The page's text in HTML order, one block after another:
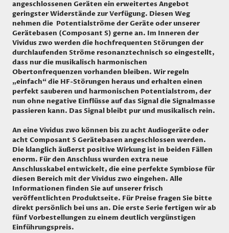
angeschlossenen Geräten ein erweitertes Angebot
geringster Widerstände zur Verfügung. Diesen Weg
nehmen die Potentialströme der Geräte oder unserer
Gerätebasen (Composant S) gerne an. Im Inneren der
Vividus zwo werden die hochfrequenten Störungen der
durchlaufenden Ströme resonanztechnisch so eingestellt,
dass nur die musikalisch harmonischen
Obertonfrequenzen vorhanden bleiben. Wir regeln
„einfach“ die HF-Störungen heraus und erhalten einen
perfekt sauberen und harmonischen Potentialstrom, der
nun ohne negative Einflüsse auf das Signal die Signalmasse
passieren kann. Das Signal bleibt pur und musikalisch rein.
An eine Vividus zwo können bis zu acht Audiogeräteoder
acht Composant S Gerätebasen angeschlossen werden.
Die klanglich äußerst positive Wirkung ist in beiden Fällen
enorm. Für den Anschluss wurden extra neue
Anschlusskabel entwickelt, die eine perfekte Symbiose für
diesen Bereich mit der Vividus zwo eingehen. Alle
Informationen finden Sie auf unserer frisch
veröffentlichten Produktseite. Für Preise fragen Sie bitte
direkt persönlich bei uns an. Die erste Serie fertigen wir ab
fünf Vorbestellungen zu einem deutlich vergünstigen
Einführungspreis.